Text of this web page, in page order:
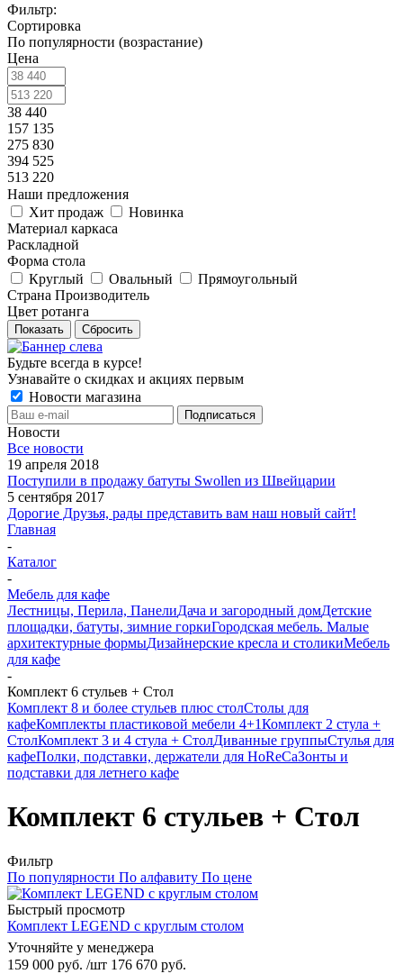
Фильтр:
Сортировка
По популярности (возрастание)
Цена
38 440
157 135
275 830
394 525
513 220
Наши предложения
Хит продаж
Новинка
Материал каркаса
Раскладной
Форма стола
Круглый
Овальный
Прямоугольный
Страна Производитель
Цвет ротанга
Показать Сбросить
Будьте всегда в курсе!
Узнавайте о скидках и акциях первым
Новости магазина
Новости
Все новости
19 апреля 2018
Поступили в продажу батуты Swollen из Швейцарии
5 сентября 2017
Дорогие Друзья, рады представить вам наш новый сайт!
Главная
-
Каталог
-
Мебель для кафе
Лестницы, Перила, ПанелиДача и загородный домДетские
площадки, батуты, зимние горкиГородская мебель. Малые
архитектурные формыДизайнерские кресла и столикиМебель
для кафе
-
Комплект 6 стульев + Стол
Комплект 8 и более стульев плюс столСтолы для
кафеКомплекты пластиковой мебели 4+1Комплект 2 стула +
СтолКомплект 3 и 4 стула + СтолДиванные группыСтулья для
кафеПолки, подставки, держатели для HoReCaЗонты и
подставки для летнего кафе
Комплект 6 стульев + Стол
Фильтр
По популярности По алфавиту По цене
Быстрый просмотр
Комплект LEGEND с круглым столом
Уточняйте у менеджера
159 000 руб. /шт 176 670 руб.